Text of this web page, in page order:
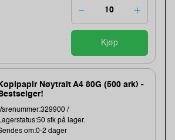
Kjøp
Kopipapir Nøytralt A4 80G (500 ark) -
Bestselger!
/
stk på lager.
om:0-2 dager